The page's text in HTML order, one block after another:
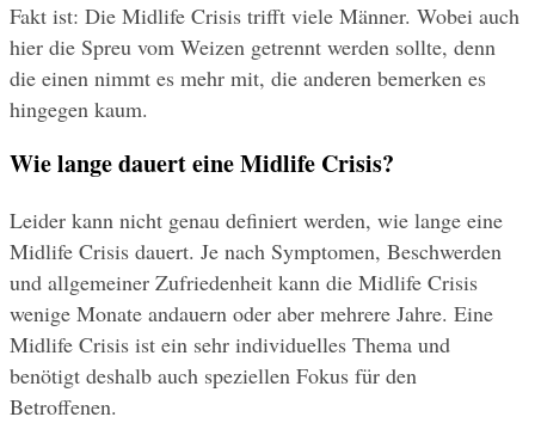
Fakt ist: Die Midlife Crisis trifft viele Männer. Wobei auch
hier die Spreu vom Weizen getrennt werden sollte, denn
die einen nimmt es mehr mit, die anderen bemerken es
hingegen kaum.
Wie lange dauert eine Midlife Crisis?
Leider kann nicht genau definiert werden, wie lange eine
Midlife Crisis dauert. Je nach Symptomen, Beschwerden
und allgemeiner Zufriedenheit kann die Midlife Crisis
wenige Monate andauern oder aber mehrere Jahre. Eine
Midlife Crisis ist ein sehr individuelles Thema und
benötigt deshalb auch speziellen Fokus für den
Betroffenen.